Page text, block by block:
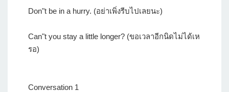
Don"t be in a hurry. (อย่าเพิ่งรีบไปเลยนะ)
Can"t you stay a little longer? (ขอเวลาอีกนิดไม่ได้เห
รอ)
Conversation 1